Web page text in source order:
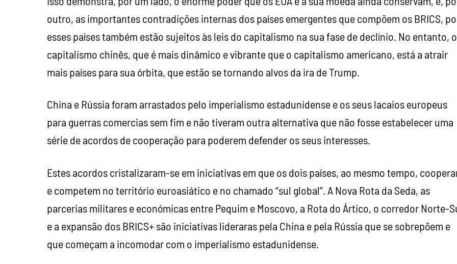
outro, as importantes contradições internas dos países emergentes que compõem os BRICS,
esses países também estão sujeitos às leis do capitalismo na sua fase de declínio. No entanto, o
capitalismo chinês, que é mais dinâmico e vibrante que o capitalismo americano, está a atrair
mais países para sua órbita, que estão se tornando alvos da ira de Trump.
China e Rússia foram arrastados pelo imperialismo estadunidense e os seus lacaios europeus
para guerras comercias sem fim e não tiveram outra alternativa que não fosse estabelecer uma
série de acordos de cooperação para poderem defender os seus interesses.
Estes acordos cristalizaram-se em iniciativas em que os dois países, ao mesmo tempo,
e competem no território euroasiático e no chamado “sul global”. A Nova Rota da Seda, as
parcerias militares e económicas entre Pequim e Moscovo, a Rota do Ártico, o corredor Norte-
e a expansão dos BRICS+ são iniciativas lideraras pela China e pela Rússia que se sobrepõem e
que começam a incomodar com o imperialismo estadunidense.